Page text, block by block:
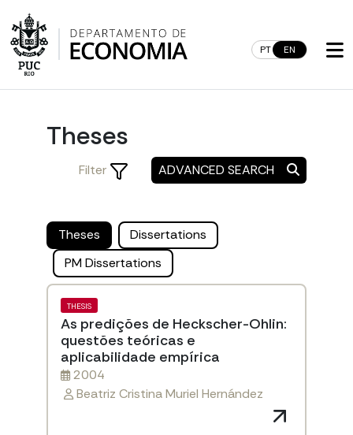
to
content
PT EN
Theses
Filter ADVANCED SEARCH
Theses
Dissertations
PM Dissertations
THESIS
As predições de Heckscher-Ohlin:
questões teóricas e
aplicabilidade empírica
2004
Beatriz Cristina Muriel Hernández